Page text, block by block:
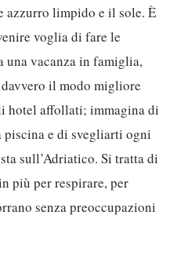
azzurro limpido e il sole. È
voglia di fare le
una vacanza in famiglia,
il modo migliore
hotel affollati; immagina di
piscina e di svegliarti ogni
sull’Adriatico. Si tratta di
più per respirare, per
senza preoccupazioni